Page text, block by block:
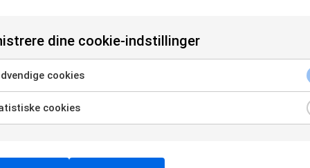
når nogen klikker på annoncen og viser
dine cookie-indstillinger
cookies
cookies